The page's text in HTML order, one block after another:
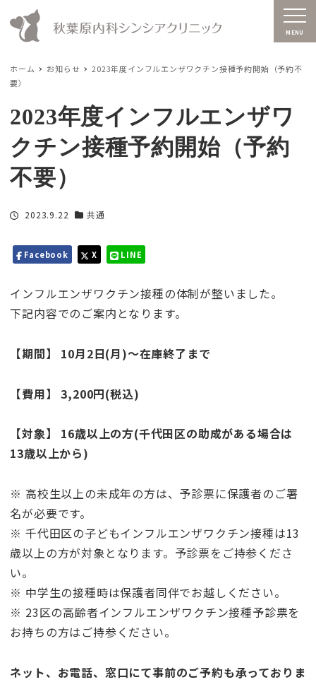
MENU
ホーム お知らせ
2023年度インフルエンザワクチン接種予約開始（予約不
要）
2023年度インフルエンザワ
クチン接種予約開始（予約
不要）
投稿日
2023.9.22
カテゴリー
共通
Facebook X LINE
インフルエンザワクチン接種の体制が整いました。
下記内容でのご案内となります。
【期間】 10月2日(月)～在庫終了まで
【費用】 3,200円(税込)
【対象】 16歳以上の方(千代田区の助成がある場合は
13歳以上から)
※ 高校生以上の未成年の方は、予診票に保護者のご署
名が必要です。
※ 千代田区の子どもインフルエンザワクチン接種は13
歳以上の方が対象となります。予診票をご持参くださ
い。
※ 中学生の接種時は保護者同伴でお越しください。
※ 23区の高齢者インフルエンザワクチン接種予診票を
お持ちの方はご持参ください。
ネット、お電話、窓口にて事前のご予約も承っておりま